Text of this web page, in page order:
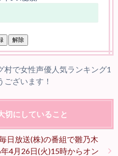
村で女性声優人気ランキング1
ざいます！
切にしていること
日放送(株)の番組で雛乃木
4月26日(火)15時からオン